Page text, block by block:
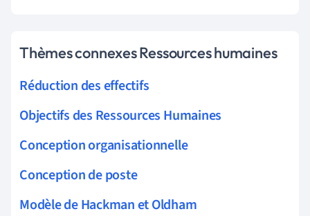
Thèmes connexes Ressources humaines
Réduction des effectifs
Objectifs des Ressources Humaines
Conception organisationnelle
Conception de poste
Modèle de Hackman et Oldham